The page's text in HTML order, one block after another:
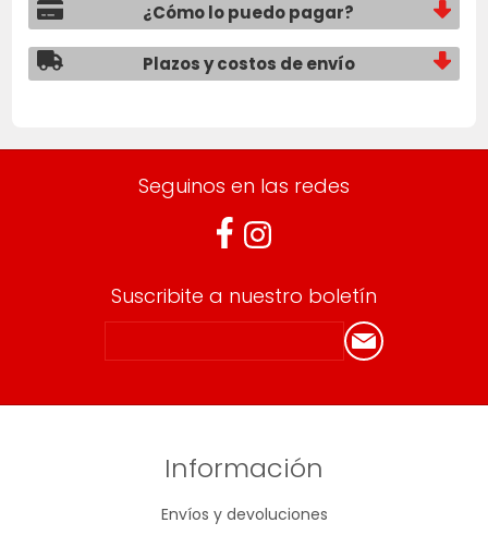
¿Cómo lo puedo pagar?
Plazos y costos de envío
Seguinos en las redes
Suscribite a nuestro boletín
Información
Envíos y devoluciones